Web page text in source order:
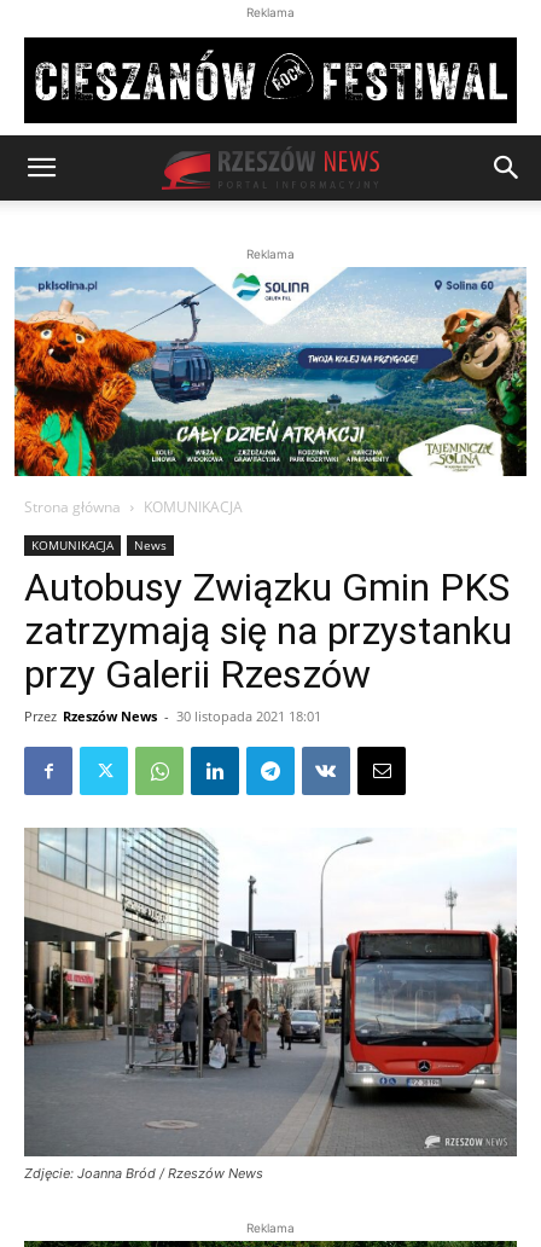
Reklama
Reklama
Strona główna KOMUNIKACJA
KOMUNIKACJA News
Autobusy Związku Gmin PKS
zatrzymają się na przystanku
przy Galerii Rzeszów
Przez Rzeszów News - 30 listopada 2021 18:01
Zdjęcie: Joanna Bród / Rzeszów News
Reklama